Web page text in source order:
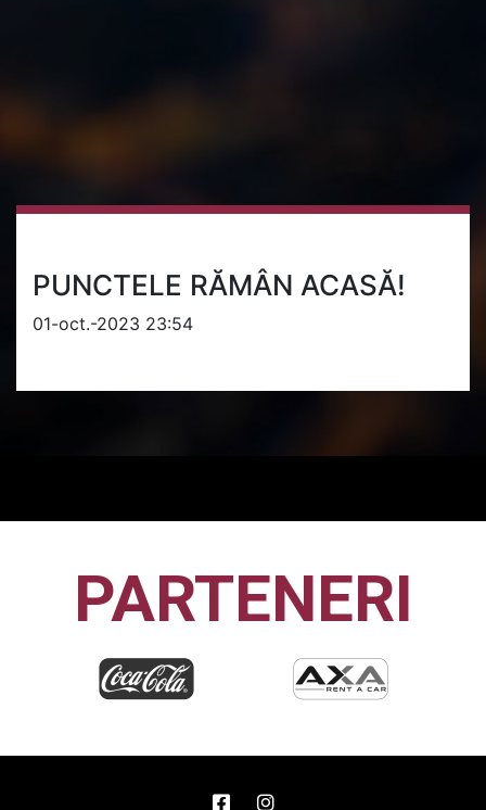
PUNCTELE RĂMÂN ACASĂ!
01-oct.-2023 23:54
PARTENERI